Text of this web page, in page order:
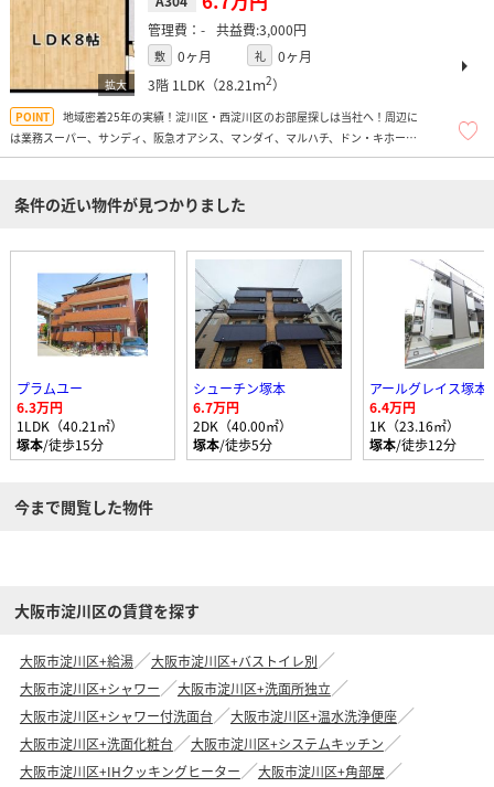
- 3,000円
敷 0ヶ月 礼
0ヶ月
3階 1LDK（28.21ｍ2）
地域密着25年の実績！淀川区・西淀川区のお部屋探しは当社へ！周辺に
は業務スーパー、サンディ、阪急オアシス、マンダイ、マルハチ、ドン・キホー
テ、十三商店街、ドラッグストア多数、飲食店多数あり便利ですよ！
条件の近い物件が見つかりました
プラムユー
6.3万円
1LDK（40.21㎡）
塚本/徒歩15分
シューチン塚本
6.7万円
2DK（40.00㎡）
塚本/徒歩5分
アールグレイス塚本
6.4万円
1K（23.16㎡）
塚本/徒歩12分
今まで閲覧した物件
大阪市淀川区の賃貸を探す
大阪市淀川区+給湯
大阪市淀川区+バストイレ別
大阪市淀川区+シャワー
大阪市淀川区+洗面所独立
大阪市淀川区+シャワー付洗面台
大阪市淀川区+温水洗浄便座
大阪市淀川区+洗面化粧台
大阪市淀川区+システムキッチン
大阪市淀川区+IHクッキングヒーター
大阪市淀川区+角部屋